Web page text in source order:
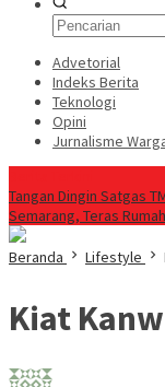
Advetorial
Indeks Berita
Teknologi
Opini
Jurnalisme
Tangan Dingin Satgas
Semarang, Teras
Beranda Lifestyle
Kiat